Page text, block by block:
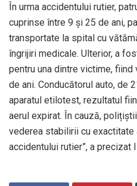
În urma accidentului rutier,
cuprinse între 9 și 25 de ani,
transportate la spital cu
îngrijiri medicale. Ulterior, a
pentru una dintre victime, fiind
de ani. Conducătorul auto, de
aparatul etilotest, rezultatul
aerul expirat. În cauză,
vederea stabilirii cu
accidentului rutier”, a precizat